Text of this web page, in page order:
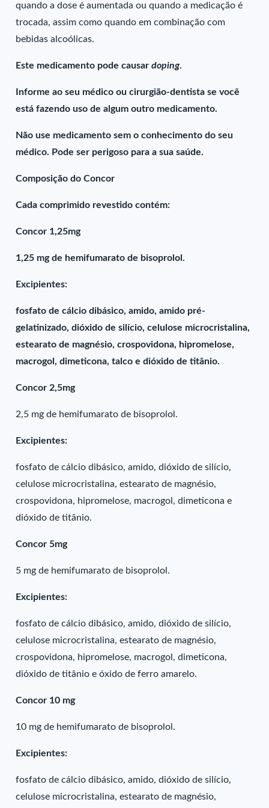
quando a dose é aumentada ou quando a medicação é
trocada, assim como quando em combinação com
bebidas alcoólicas.
Este medicamento pode causardoping.
Informe ao seu médico ou cirurgião-dentista se você
está fazendo uso de algum outro medicamento.
Não use medicamento sem o conhecimento do seu
médico. Pode ser perigoso para a sua saúde.
Composição do Concor
Cada comprimido revestido contém:
Concor 1,25mg
1,25 mg de hemifumarato de bisoprolol.
Excipientes:
fosfato de cálcio dibásico, amido, amido pré-
gelatinizado, dióxido de silício, celulose microcristalina,
estearato de magnésio, crospovidona, hipromelose,
macrogol, dimeticona, talco e dióxido de titânio.
Concor 2,5mg
2,5 mg de hemifumarato de bisoprolol.
Excipientes:
fosfato de cálcio dibásico, amido, dióxido de silício,
celulose microcristalina, estearato de magnésio,
crospovidona, hipromelose, macrogol, dimeticona e
dióxido de titânio.
Concor 5mg
5 mg de hemifumarato de bisoprolol.
Excipientes:
fosfato de cálcio dibásico, amido, dióxido de silício,
celulose microcristalina, estearato de magnésio,
crospovidona, hipromelose, macrogol, dimeticona,
dióxido de titânio e óxido de ferro amarelo.
Concor 10 mg
10 mg de hemifumarato de bisoprolol.
Excipientes:
fosfato de cálcio dibásico, amido, dióxido de silício,
celulose microcristalina, estearato de magnésio,